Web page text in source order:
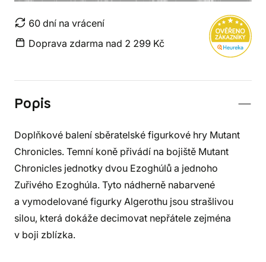
60 dní na vrácení
Doprava zdarma nad 2 299 Kč
Popis
Doplňkové balení sběratelské figurkové hry Mutant
Chronicles. Temní koně přivádí na bojiště Mutant
Chronicles jednotky dvou Ezoghúlů a jednoho
Zuřivého Ezoghúla. Tyto nádherně nabarvené
a vymodelované figurky Algerothu jsou strašlivou
silou, která dokáže decimovat nepřátele zejména
v boji zblízka.